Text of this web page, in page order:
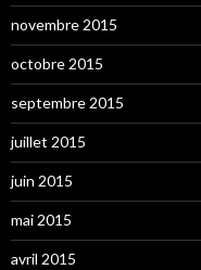
novembre 2015
octobre 2015
septembre 2015
juillet 2015
juin 2015
mai 2015
avril 2015